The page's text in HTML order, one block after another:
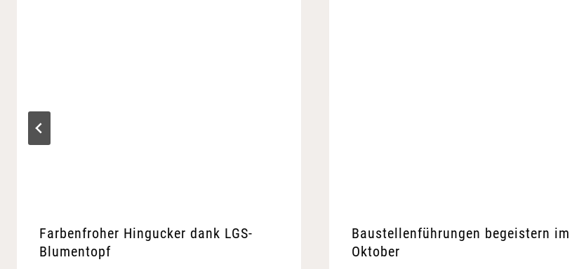
Farbenfroher Hingucker dank LGS-
Blumentopf
Baustellenführungen begeistern im
Oktober